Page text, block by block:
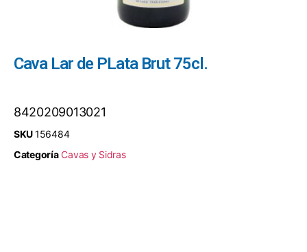
Cava Lar de PLata Brut 75cl.
8420209013021
SKU156484
Categoría Cavas y Sidras